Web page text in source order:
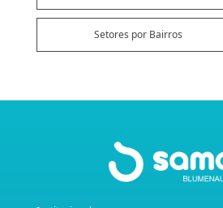
Setores por Bairros